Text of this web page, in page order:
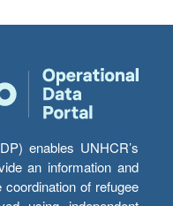
enables UNHCR’s
an information and
of refugee